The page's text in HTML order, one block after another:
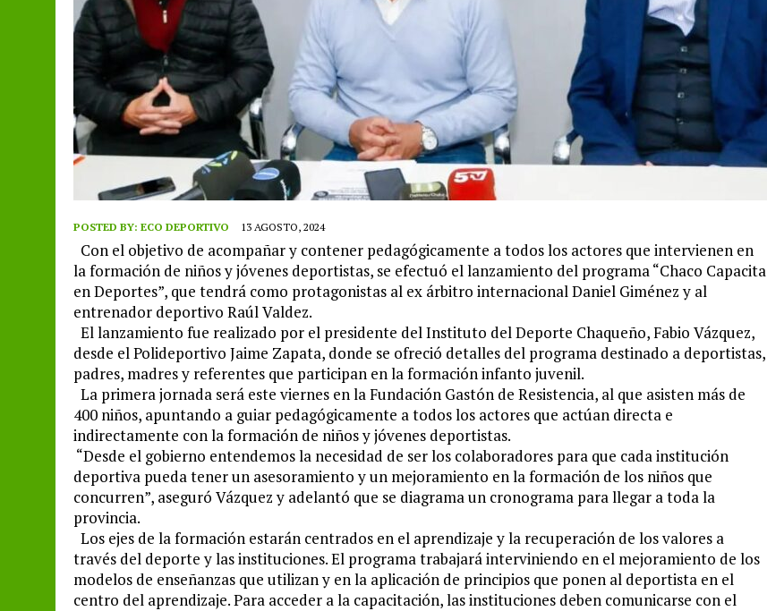
POSTED BY: ECO DEPORTIVO 13 AGOSTO, 2024
Con el objetivo de acompañar y contener pedagógicamente a todos los actores que intervienen en
la formación de niños y jóvenes deportistas, se efectuó el lanzamiento del programa “Chaco Capacita
en Deportes”, que tendrá como protagonistas al ex árbitro internacional Daniel Giménez y al
entrenador deportivo Raúl Valdez.
El lanzamiento fue realizado por el presidente del Instituto del Deporte Chaqueño, Fabio Vázquez,
desde el Polideportivo Jaime Zapata, donde se ofreció detalles del programa destinado a deportistas,
padres, madres y referentes que participan en la formación infanto juvenil.
La primera jornada será este viernes en la Fundación Gastón de Resistencia, al que asisten más de
400 niños, apuntando a guiar pedagógicamente a todos los actores que actúan directa e
indirectamente con la formación de niños y jóvenes deportistas.
“Desde el gobierno entendemos la necesidad de ser los colaboradores para que cada institución
deportiva pueda tener un asesoramiento y un mejoramiento en la formación de los niños que
concurren”, aseguró Vázquez y adelantó que se diagrama un cronograma para llegar a toda la
provincia.
Los ejes de la formación estarán centrados en el aprendizaje y la recuperación de los valores a
través del deporte y las instituciones. El programa trabajará interviniendo en el mejoramiento de los
modelos de enseñanzas que utilizan y en la aplicación de principios que ponen al deportista en el
centro del aprendizaje. Para acceder a la capacitación, las instituciones deben comunicarse con el